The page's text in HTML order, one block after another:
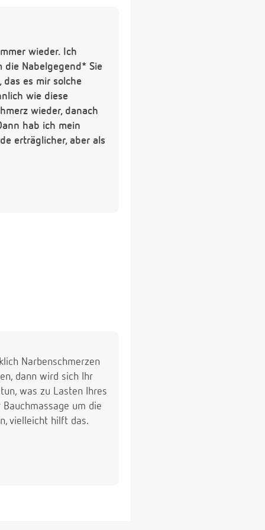
wieder. Ich
die Nabelgegend* Sie
es mir solche
wie diese
wieder, danach
hab ich mein
erträglicher, aber als
hatte. Ich rechne
man das nicht
Narbenschmerzen
dann wird sich Ihr
was zu Lasten Ihres
um die
vielleicht hilft das.